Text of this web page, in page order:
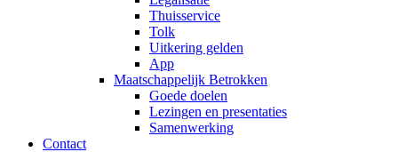
Thuisservice
Tolk
Uitkering gelden
App
Maatschappelijk Betrokken
Goede doelen
Lezingen en presentaties
Samenwerking
Contact